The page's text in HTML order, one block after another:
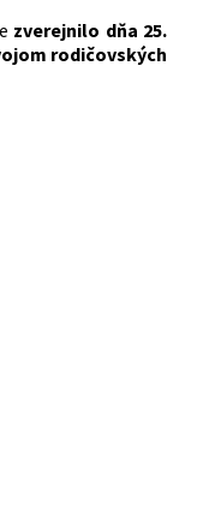
zverejnilo dňa 25.
rodičovských